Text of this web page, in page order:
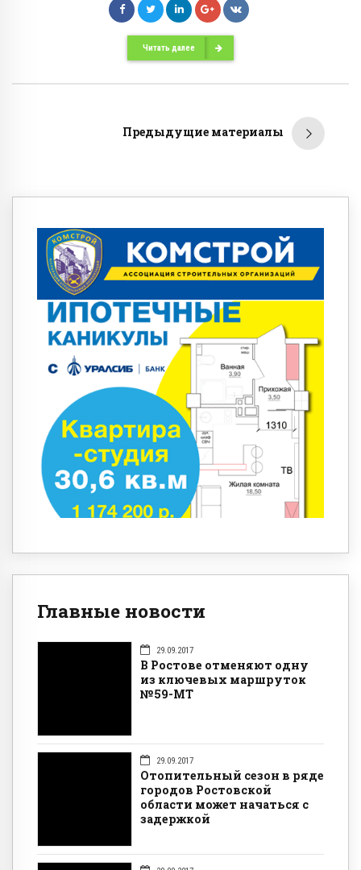
Читать далее
Предыдущие материалы
Главные новости
29.09.2017
В Ростове отменяют одну
из ключевых маршруток
№59-МТ
29.09.2017
Отопительный сезон в ряде
городов Ростовской
области может начаться с
задержкой